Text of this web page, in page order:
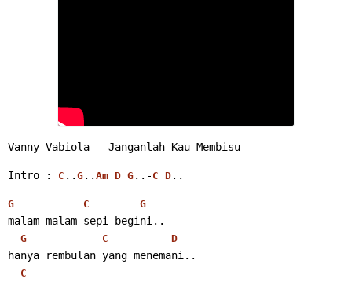
Vanny Vabiola – Janganlah Kau Membisu
Intro : C .. G .. Am D G ..- C D ..
G C G
malam-malam sepi begini..
G C D
hanya rembulan yang menemani..
C